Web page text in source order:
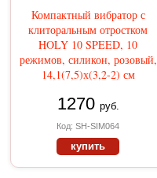
Компактный вибратор с
клиторальным отростком
HOLY 10 SPEED, 10
режимов, силикон, розовый,
14,1(7,5)х(3,2-2) см
1270 руб.
Код: SH-SIM064
купить